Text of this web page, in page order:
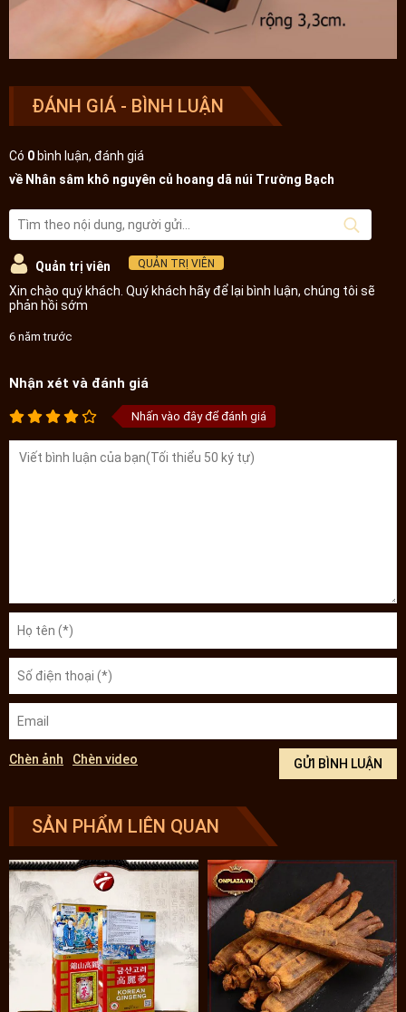
ĐÁNH GIÁ - BÌNH LUẬN
Có 0 bình luận, đánh giá
về Nhân sâm khô nguyên củ hoang dã núi Trường Bạch
Quản trị viên QUẢN TRỊ VIÊN
Xin chào quý khách. Quý khách hãy để lại bình luận, chúng tôi sẽ
phản hồi sớm
6 năm trước
Nhận xét và đánh giá
Nhấn vào đây để đánh giá
Chèn ảnh Chèn video
SẢN PHẨM LIÊN QUAN